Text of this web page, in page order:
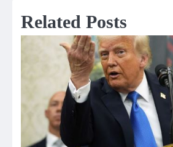
Related Posts